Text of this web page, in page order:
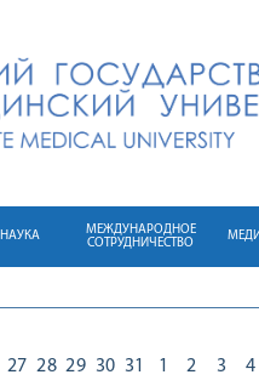
НАУКА
МЕЖДУНАРОДНОЕ
СОТРУДНИЧЕСТВО
27 28 29 30 31
1
2
3
4